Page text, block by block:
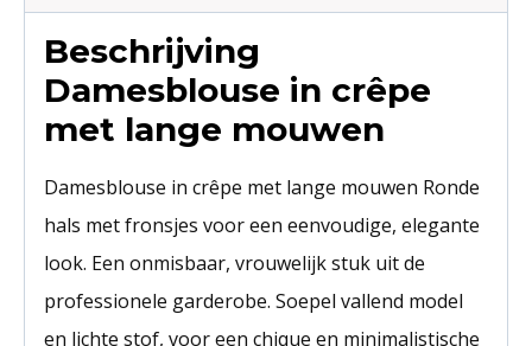
Beschrijving
Damesblouse in crêpe
met lange mouwen
Damesblouse in crêpe met lange mouwen Ronde
hals met fronsjes voor een eenvoudige, elegante
look. Een onmisbaar, vrouwelijk stuk uit de
professionele garderobe. Soepel vallend model
en lichte stof, voor een chique en minimalistische